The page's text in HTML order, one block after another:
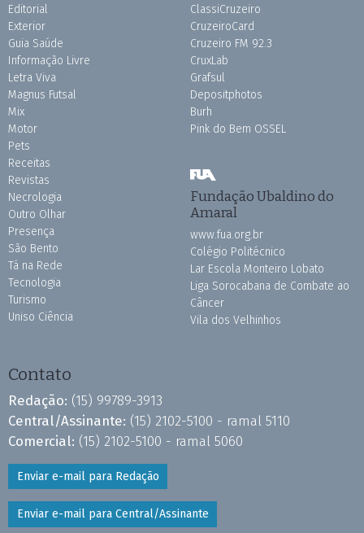
Editorial
Exterior
Guia Saúde
Informação Livre
Letra Viva
Magnus Futsal
Mix
Motor
Pets
Receitas
Revistas
Necrologia
Outro Olhar
Presença
São Bento
Tá na Rede
Tecnologia
Turismo
Uniso Ciência
ClassiCruzeiro
CruzeiroCard
Cruzeiro FM 92.3
CruxLab
Grafsul
Depositphotos
Burh
Pink do Bem OSSEL
Fundação Ubaldino do
Amaral
www.fua.org.br
Colégio Politécnico
Lar Escola Monteiro Lobato
Liga Sorocabana de Combate ao
Câncer
Vila dos Velhinhos
Contato
Redação: (15) 99789-3913
Central/Assinante: (15) 2102-5100 - ramal 5110
Comercial: (15) 2102-5100 - ramal 5060
Enviar e-mail para Redação
Enviar e-mail para Central/Assinante